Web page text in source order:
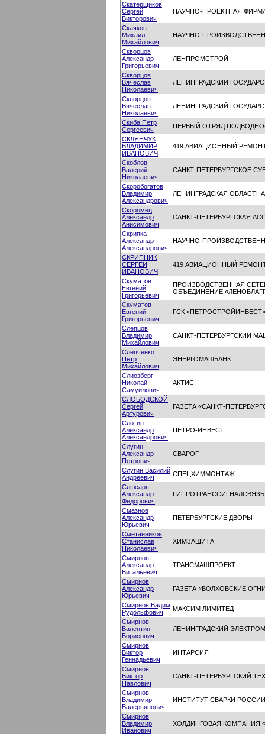
Скатерщиков
Сергей
Викторович
НАУЧНО-ПРОЕКТНАЯ
Скачков
Михаил
Михайлович
НАУЧНО-
Скворцов
Александр
Григорьевич
ЛЕНПРОМСТРОЙ
Скворцов
Вячеслав
Николаевич
ЛЕНИНГРАДСКИЙ
Скворцов
Вячеслав
Николаевич
ЛЕНИНГРАДСКИЙ
Скиба Петр
Сергеевич
ПЕРВЫЙ ОТРЯД
СКЛЯНЧУК
ВЛАДИМИР
ИВАНОВИЧ
419 АВИАЦИОННЫЙ
Скоблов
Валерий
Николаевич
САНКТ-ПЕТЕРБУРГСКОЕ
Скоробогатов
Владимир
Александрович
ЛЕНИНГРАДСКАЯ
Скоромец
Александр
Анисимович
САНКТ-ПЕТЕРБУРГСКАЯ
Скрипка
Александр
Александрович
НАУЧНО-
СКРИПНИК
СЕРГЕЙ
ИВАНОВИЧ
419 АВИАЦИОННЫЙ
Скуматов
Евгений
Григорьевич
ПРОИЗВОДСТВЕННАЯ
ОБЪЕДИНЕНИЕ
Скуматов
Евгений
Григорьевич
ГСК «ПЕТРОСТРОЙИНВЕСТ»
Слепцов
Владимир
Михайлович
САНКТ-ПЕТЕРБУРГСКИЙ
Слепченко
Петр
Михайлович
ЭНЕРГОМАШБАНК
Слиозберг
Николай
Самуилович
АКТИС
СЛОБОДСКОЙ
Сергей
Артурович
ГАЗЕТА «САНКТ-
Слотин
Александр
Александрович
ПЕТРО-ИНВЕСТ
Слугин
Александр
Петрович
СВАРОГ
Слугин Василий
Андреевич
СПЕЦХИММОНТАЖ
Слюсарь
Александр
Федорович
ГИПРОТРАНССИГНАЛСВЯЗЬ
Смазнов
Александр
Юрьевич
ПЕТЕРБУРГСКИЕ ДВОРЫ
Сметанников
Станислав
Николаевич
ХИМЗАЩИТА
Смирнов
Александр
Витальевич
ТРАНСМАШПРОЕКТ
Смирнов
Александр
Юрьевич
ГАЗЕТА «ВОЛХОВСКИЕ
Смирнов Вадим
Рудольфович
МАКСИМ ЛИМИТЕД
Смирнов
Валентин
Борисович
ЛЕНИНГРАДСКИЙ
Смирнов
Виктор
Геннадьевич
ИНТАРСИЯ
Смирнов
Виктор
Павлович
САНКТ-ПЕТЕРБУРГСКИЙ
Смирнов
Владимир
Валерьянович
ИНСТИТУТ СВАРКИ РОССИИ
Смирнов
Владимир
Иванович
ХОЛДИНГОВАЯ КОМПАНИЯ